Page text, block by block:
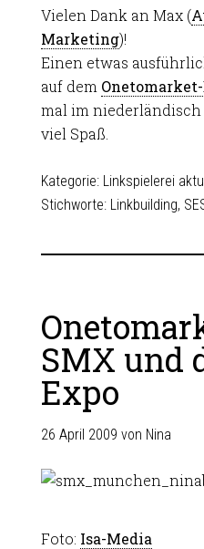
Vielen Dank an Max (
Marketing)!
Einen etwas
auf dem
mal im niederländisch
viel Spaß.
Kategorie: Linkspielerei
Stichworte: Linkbuilding,
SMX und
Expo
26 April 2009 von Nina
Foto: Isa-Media